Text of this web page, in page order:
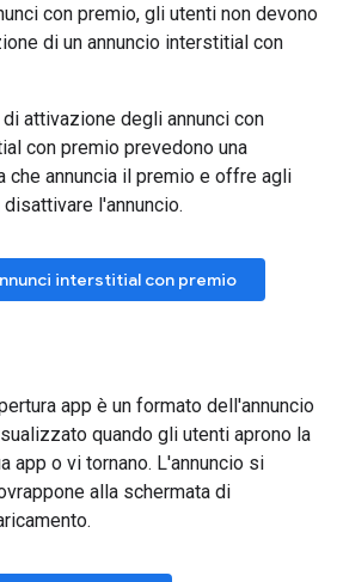
con premio, gli utenti non devono
di un annuncio interstitial con
attivazione degli annunci con
con premio prevedono una
che annuncia il premio e offre agli
l'annuncio.
interstitial con premio
app è un formato dell'annuncio
quando gli utenti aprono la
app o vi tornano. L'annuncio si
alla schermata di